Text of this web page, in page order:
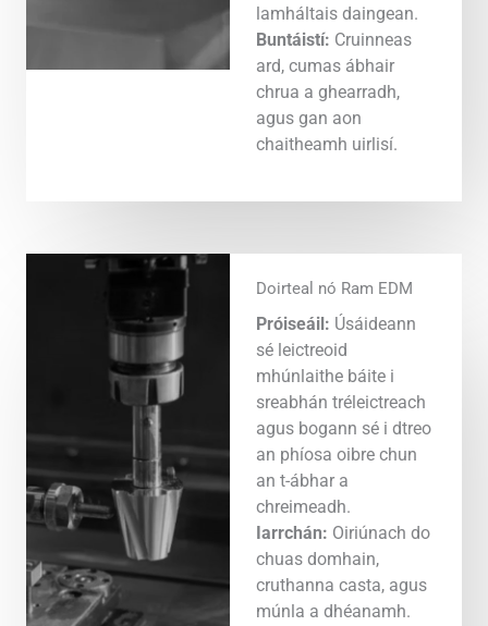
lamháltais daingean.
Buntáistí: Cruinneas
ard, cumas ábhair
chrua a ghearradh,
agus gan aon
chaitheamh uirlisí.
Doirteal nó Ram EDM
Próiseáil: Úsáideann
sé leictreoid
mhúnlaithe báite i
sreabhán tréleictreach
agus bogann sé i dtreo
an phíosa oibre chun
an t-ábhar a
chreimeadh.
Iarrchán: Oiriúnach do
chuas domhain,
cruthanna casta, agus
múnla a dhéanamh.